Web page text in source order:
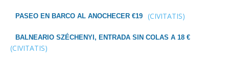
PASEO EN BARCO AL ANOCHECER €19 (CIVITATIS)
BALNEARIO SZÉCHENYI, ENTRADA SIN COLAS A 18 €
(CIVITATIS)